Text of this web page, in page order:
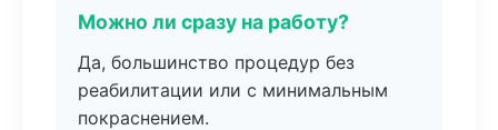
Можно ли сразу на работу?
Да, большинство процедур без
реабилитации или с минимальным
покраснением.